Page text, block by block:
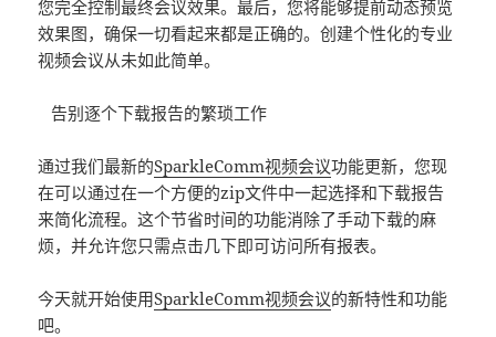
您完全控制最终会议效果。最后，您将能够提前动态预览
效果图，确保一切看起来都是正确的。创建个性化的专业
视频会议从未如此简单。
告别逐个下载报告的繁琐工作
通过我们最新的SparkleComm视频会议功能更新，您现
在可以通过在一个方便的zip文件中一起选择和下载报告
来简化流程。这个节省时间的功能消除了手动下载的麻
烦，并允许您只需点击几下即可访问所有报表。
今天就开始使用SparkleComm视频会议的新特性和功能
吧。